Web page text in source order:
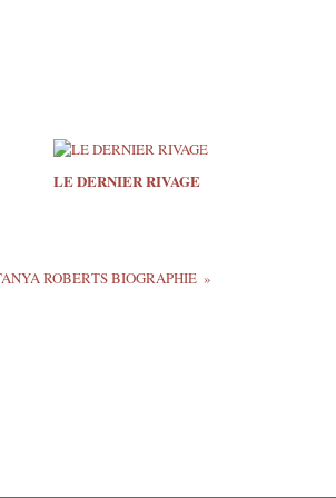
LE DERNIER RIVAGE
ROBERTS BIOGRAPHIE